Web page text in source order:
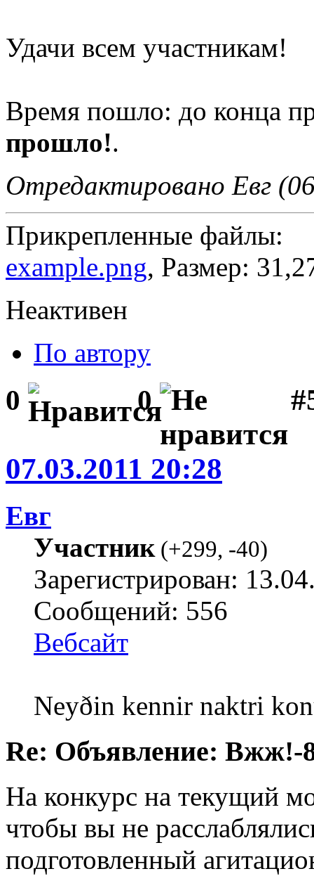
Удачи всем участникам!
Время пошло: до конца
прошло!.
Отредактировано Евг
Прикрепленные файлы:
example.png, Размер:
Неактивен
По автору
0 0
07.03.2011 20:28
Евг
Участник(+299, -40)
Зарегистрирован:
Сообщений: 556
Вебсайт
Neyðin kennir naktri
Re: Объявление: Вжж!-
На конкурс на текущий
чтобы вы не
подготовленный